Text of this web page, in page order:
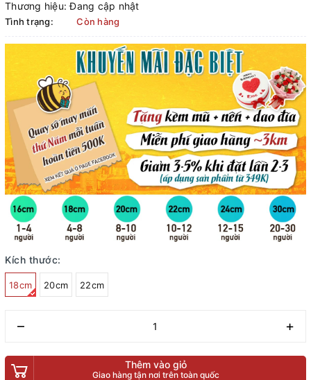
Thương hiệu: Đang cập nhật
Tình trạng: Còn hàng
Kích thước:
18cm 20cm 22cm
– +
Thêm vào giỏ
Giao hàng tận nơi trên toàn quốc